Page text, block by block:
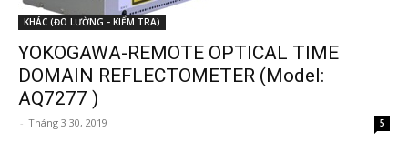
KHÁC (ĐO LƯỜNG - KIỂM TRA)
YOKOGAWA-REMOTE OPTICAL TIME
DOMAIN REFLECTOMETER (Model:
AQ7277 )
- Tháng 3 30, 2019 5